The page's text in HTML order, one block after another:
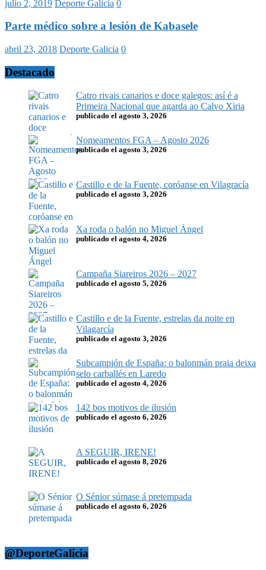
julio 2, 2019 Deporte Galicia 0
Parte médico sobre a lesión de Kabasele
abril 23, 2018 Deporte Galicia 0
Destacado
Catro rivais canarios e doce galegos: así é a
Primeira Nacional que agarda ao Calvo Xiria
publicado el agosto 3, 2026
Nomeamentos FGA – Agosto 2026
publicado el agosto 3, 2026
Castillo e de la Fuente, coróanse en Vilagracía
publicado el agosto 3, 2026
Xa roda o balón no Miguel Ángel
publicado el agosto 4, 2026
Campaña Siareiros 2026 – 2027
publicado el agosto 5, 2026
Castillo e de la Fuente, estrelas da noite en
Vilagarcía
publicado el agosto 3, 2026
Subcampión de España: o balonmán praia deixa
selo carballés en Laredo
publicado el agosto 4, 2026
142 bos motivos de ilusión
publicado el agosto 6, 2026
A SEGUIR, IRENE!
publicado el agosto 8, 2026
O Sénior súmase á pretempada
publicado el agosto 6, 2026
@DeporteGalicia